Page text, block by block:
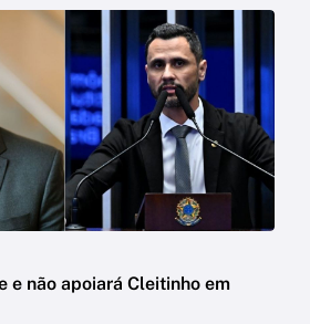
e não apoiará Cleitinho em